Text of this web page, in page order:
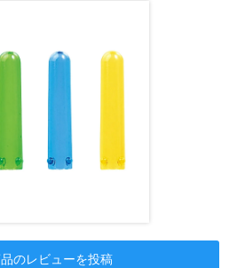
のレビューを投稿